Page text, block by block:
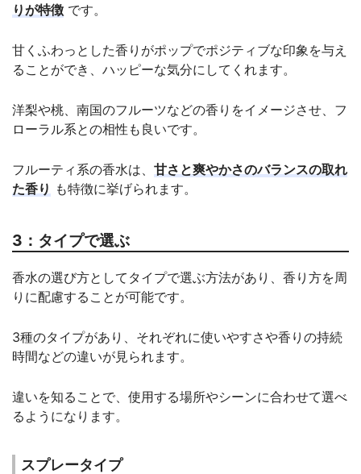
りが特徴 です。
甘くふわっとした香りがポップでポジティブな印象を与え
ることができ、ハッピーな気分にしてくれます。
洋梨や桃、南国のフルーツなどの香りをイメージさせ、フ
ローラル系との相性も良いです。
フルーティ系の香水は、 甘さと爽やかさのバランスの取れ
た香り も特徴に挙げられます。
3：タイプで選ぶ
香水の選び方としてタイプで選ぶ方法があり、香り方を周
りに配慮することが可能です。
3種のタイプがあり、それぞれに使いやすさや香りの持続
時間などの違いが見られます。
違いを知ることで、使用する場所やシーンに合わせて選べ
るようになります。
スプレータイプ